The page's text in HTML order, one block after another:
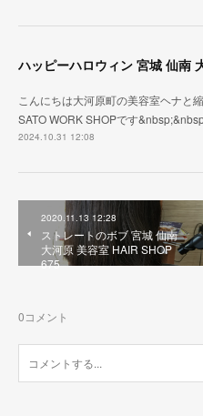
こんにちは大河原町の美容室ヘナと
SATO WORK SHOPです
2024.10.31 12:08
2020.11.13 12:28
ストレートのボブ 宮城 仙南
大河原 美容室 HAIR SHOP
675
0コメント